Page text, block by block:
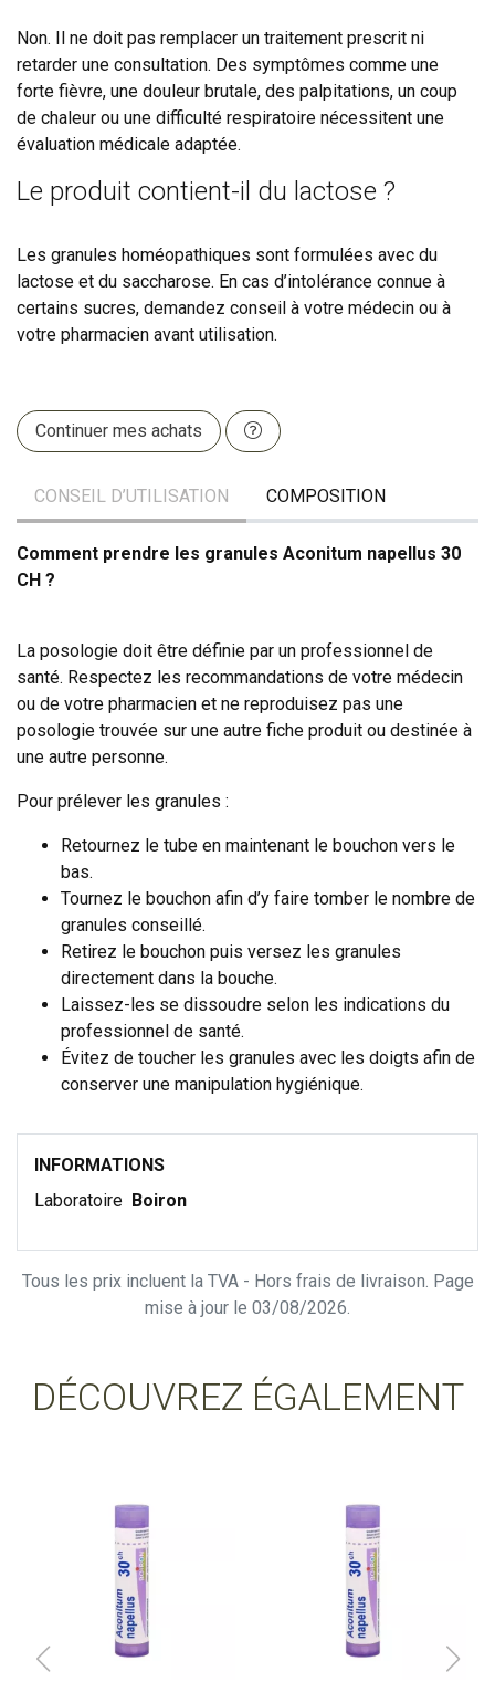
Non. Il ne doit pas remplacer un traitement prescrit ni
retarder une consultation. Des symptômes comme une
forte fièvre, une douleur brutale, des palpitations, un coup
de chaleur ou une difficulté respiratoire nécessitent une
évaluation médicale adaptée.
Le produit contient-il du lactose ?
Les granules homéopathiques sont formulées avec du
lactose et du saccharose. En cas d’intolérance connue à
certains sucres, demandez conseil à votre médecin ou à
votre pharmacien avant utilisation.
Continuer mes achats
CONSEIL D’UTILISATION COMPOSITION
Comment prendre les granules Aconitum napellus 30
CH ?
La posologie doit être définie par un professionnel de
santé. Respectez les recommandations de votre médecin
ou de votre pharmacien et ne reproduisez pas une
posologie trouvée sur une autre fiche produit ou destinée à
une autre personne.
Pour prélever les granules :
Retournez le tube en maintenant le bouchon vers le
bas.
Tournez le bouchon afin d’y faire tomber le nombre de
granules conseillé.
Retirez le bouchon puis versez les granules
directement dans la bouche.
Laissez-les se dissoudre selon les indications du
professionnel de santé.
Évitez de toucher les granules avec les doigts afin de
conserver une manipulation hygiénique.
INFORMATIONS
Laboratoire Boiron
Tous les prix incluent la TVA - Hors frais de livraison. Page
mise à jour le 03/08/2026.
DÉCOUVREZ ÉGALEMENT